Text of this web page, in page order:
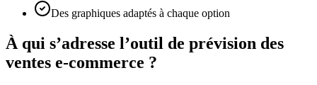
Des graphiques adaptés à chaque option
À qui s’adresse l’outil de prévision des
ventes e-commerce ?